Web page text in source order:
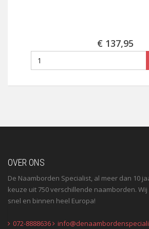
€ 137,95
OVER ONS
De Naamborden Specialist, al meer dan 10
keuze uit 750 verschillende naamborden.
snel en binnen heel Europa!
072-8888636